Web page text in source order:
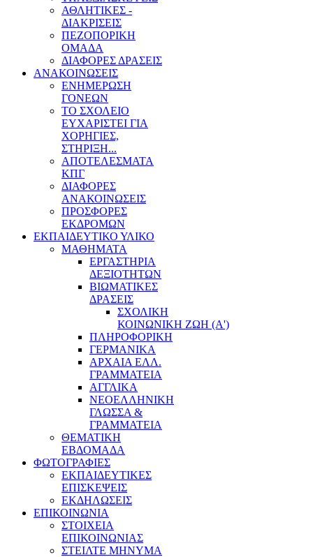
ΑΘΛΗΤΙΚΕΣ -
ΔΙΑΚΡΙΣΕΙΣ
ΠΕΖΟΠΟΡΙΚΗ
ΟΜΑΔΑ
ΔΙΑΦΟΡΕΣ ΔΡΑΣΕΙΣ
ΑΝΑΚΟΙΝΩΣΕΙΣ
ΕΝΗΜΕΡΩΣΗ
ΓΟΝΕΩΝ
ΤΟ ΣΧΟΛΕΙΟ
ΕΥΧΑΡΙΣΤΕΙ ΓΙΑ
ΧΟΡΗΓΙΕΣ,
ΣΤΗΡΙΞΗ...
ΑΠΟΤΕΛΕΣΜΑΤΑ
ΚΠΓ
ΔΙΑΦΟΡΕΣ
ΑΝΑΚΟΙΝΩΣΕΙΣ
ΠΡΟΣΦΟΡΕΣ
ΕΚΔΡΟΜΩΝ
ΕΚΠΑΙΔΕΥΤΙΚΟ ΥΛΙΚΟ
ΜΑΘΗΜΑΤΑ
ΕΡΓΑΣΤΗΡΙΑ
ΔΕΞΙΟΤΗΤΩΝ
ΒΙΩΜΑΤΙΚΕΣ
ΔΡΑΣΕΙΣ
ΣΧΟΛΙΚΗ
ΚΟΙΝΩΝΙΚΗ ΖΩΗ (Α')
ΠΛΗΡΟΦΟΡΙΚΗ
ΓΕΡΜΑΝΙΚΑ
ΑΡΧΑΙΑ ΕΛΛ.
ΓΡΑΜΜΑΤΕΙΑ
ΑΓΓΛΙΚΑ
ΝΕΟΕΛΛΗΝΙΚΗ
ΓΛΩΣΣΑ &
ΓΡΑΜΜΑΤΕΙΑ
ΘΕΜΑΤΙΚΗ
ΕΒΔΟΜΑΔΑ
ΦΩΤΟΓΡΑΦΙΕΣ
ΕΚΠΑΙΔΕΥΤΙΚΕΣ
ΕΠΙΣΚΕΨΕΙΣ
ΕΚΔΗΛΩΣΕΙΣ
ΕΠΙΚΟΙΝΩΝΙΑ
ΣΤΟΙΧΕΙΑ
ΕΠΙΚΟΙΝΩΝΙΑΣ
ΣΤΕΙΛΤΕ ΜΗΝΥΜΑ